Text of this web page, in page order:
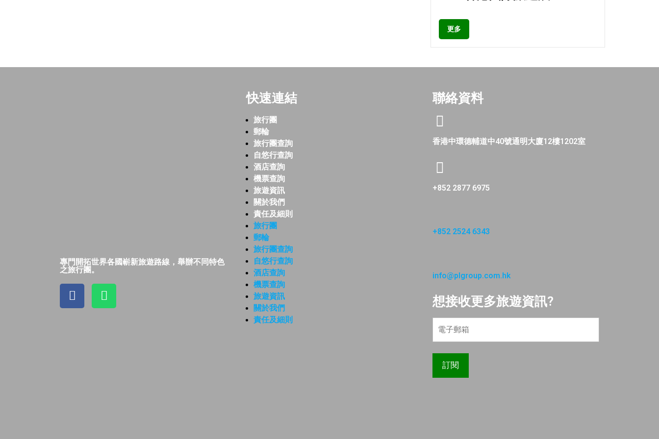
更多
專門開拓世界各國嶄新旅遊路線，舉辦不同特色
之旅行團。
快速連結
旅行團
郵輪
旅行團查詢
自悠行查詢
酒店查詢
機票查詢
旅遊資訊
關於我們
責任及細則
旅行團
郵輪
旅行團查詢
自悠行查詢
酒店查詢
機票查詢
旅遊資訊
關於我們
責任及細則
聯絡資料
香港中環德輔道中40號通明大廈12樓1202室
+852 2877 6975
+852 2524 6343
info@plgroup.com.hk
想接收更多旅遊資訊?